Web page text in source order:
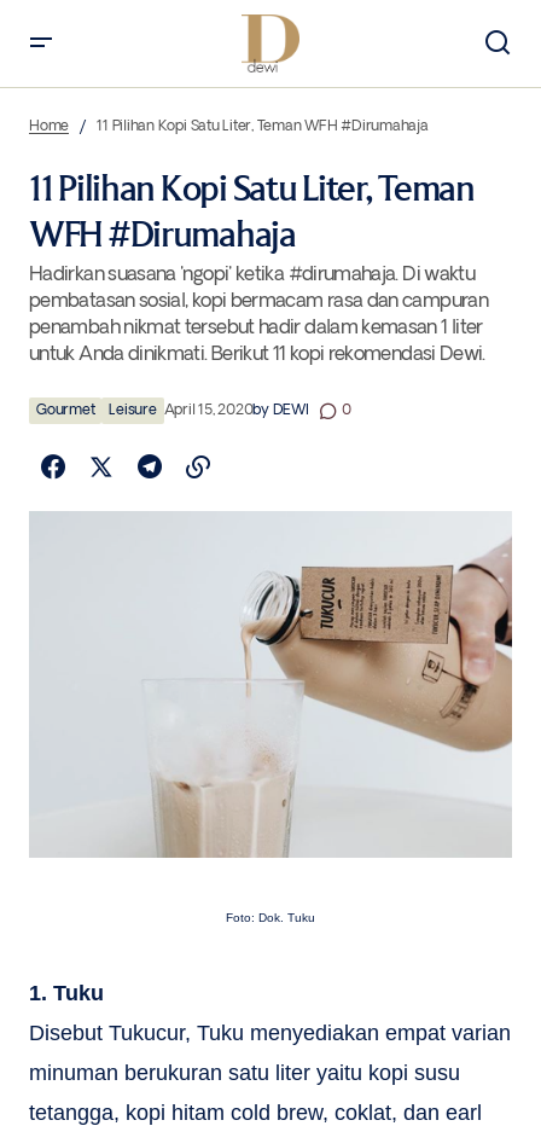
Home 11 Pilihan Kopi Satu Liter, Teman WFH #Dirumahaja
11 Pilihan Kopi Satu Liter, Teman
WFH #Dirumahaja
Hadirkan suasana 'ngopi' ketika #dirumahaja. Di waktu
pembatasan sosial, kopi bermacam rasa dan campuran
penambah nikmat tersebut hadir dalam kemasan 1 liter
untuk Anda dinikmati. Berikut 11 kopi rekomendasi Dewi.
Gourmet Leisure April 15, 2020by DEWI 0
Foto: Dok. Tuku
1. Tuku
Disebut Tukucur, Tuku menyediakan empat varian
minuman berukuran satu liter yaitu kopi susu
tetangga, kopi hitam cold brew, coklat, dan earl